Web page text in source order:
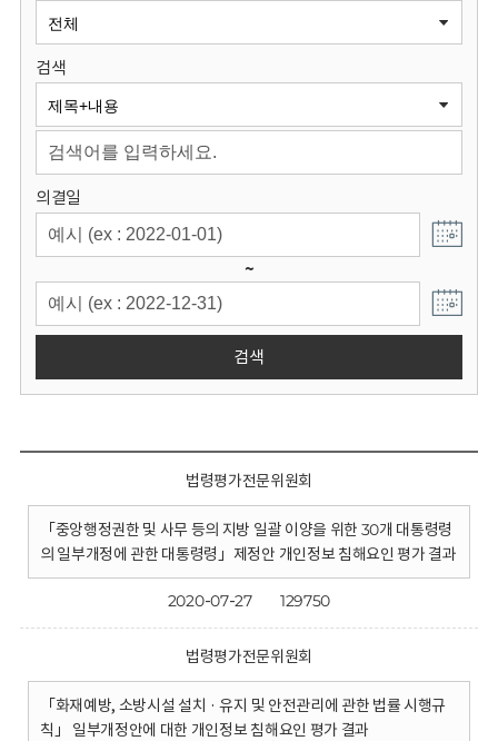
원
회
검색
의결일
~
검색
법령평가전문위원회
「중앙행정권한 및 사무 등의 지방 일괄 이양을 위한 30개 대통령령
의 일부개정에 관한 대통령령」제정안 개인정보 침해요인 평가 결과
2020-07-27 129750
법령평가전문위원회
「화재예방, 소방시설 설치 · 유지 및 안전관리에 관한 법률 시행규
칙」 일부개정안에 대한 개인정보 침해요인 평가 결과